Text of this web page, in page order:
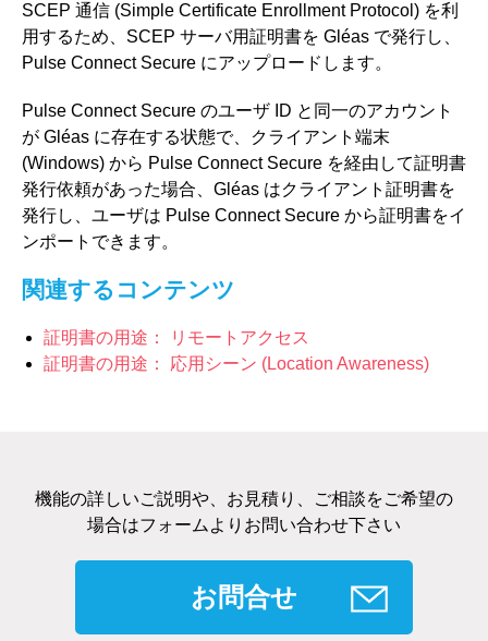
SCEP 通信 (Simple Certificate Enrollment Protocol) を利
用するため、SCEP サーバ用証明書を Gléas で発行し、
Pulse Connect Secure にアップロードします。
Pulse Connect Secure のユーザ ID と同一のアカウント
が Gléas に存在する状態で、クライアント端末
(Windows) から Pulse Connect Secure を経由して証明書
発行依頼があった場合、Gléas はクライアント証明書を
発行し、ユーザは Pulse Connect Secure から証明書をイ
ンポートできます。
関連するコンテンツ
証明書の用途： リモートアクセス
証明書の用途： 応用シーン (Location Awareness)
機能の詳しいご説明や、お見積り、ご相談をご希望の
場合はフォームよりお問い合わせ下さい
お問合せ